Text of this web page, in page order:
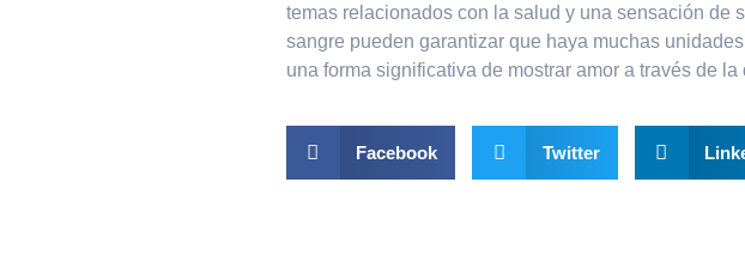
temas relacionados con la salud y una sensación de
sangre pueden garantizar que haya muchas
una forma significativa de mostrar amor a través de
Facebook Twitter